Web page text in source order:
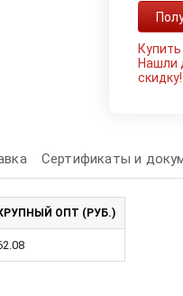
Нашли
скидку!
Сертификаты и
ОПТ (РУБ.)